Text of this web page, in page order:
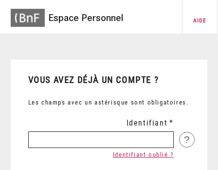
Espace Personnel AIDE
VOUS AVEZ DÉJÀ UN COMPTE ?
Les champs avec un astérisque sont obligatoires.
Identifiant
?
Identifiant oublié ?